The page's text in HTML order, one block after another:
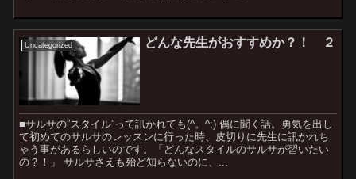
Uncategorized どんな先生がおすすめか？！ ２
■サルサの”スタイル”って訊かれても(^。^;) 偶に聞く話。勇気を出し
て初めてのサルサのレッスンに行った時、皮切りに先生に訊かれち
ゃう事があるらしいのです。「どんなスタイルのサルサが習いたい
の？！」 サルサさえも殆ど知らないのに、...